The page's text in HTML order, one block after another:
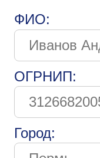
ФИО:
ОГРНИП:
Город: